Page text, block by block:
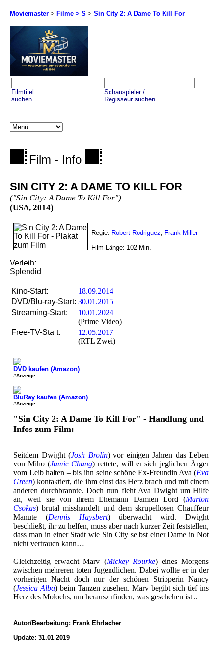
Moviemaster > Filme > S > Sin City 2: A Dame To Kill For
Filmtitel
suchen
Schauspieler /
Regisseur suchen
Film - Info
SIN CITY 2: A DAME TO KILL FOR
("Sin City: A Dame To Kill For")
(USA, 2014)
Regie: Robert Rodriguez, Frank Miller
Film-Länge: 102 Min.
Verleih:
Splendid
Kino-Start:
18.09.2014
DVD/Blu-ray-Start: 30.01.2015
Streaming-Start:
10.01.2024
(Prime Video)
Free-TV-Start:
12.05.2017
(RTL Zwei)
DVD kaufen (Amazon)
#Anzeige
BluRay kaufen (Amazon)
#Anzeige
"Sin City 2: A Dame To Kill For" - Handlung und
Infos zum Film:
Seitdem Dwight (Josh Brolin) vor einigen Jahren das Leben
von Miho (Jamie Chung) rettete, will er sich jeglichen Ärger
vom Leib halten – bis ihn seine schöne Ex-Freundin Ava (Eva
Green) kontaktiert, die ihm einst das Herz brach und mit einem
anderen durchbrannte. Doch nun fleht Ava Dwight um Hilfe
an, weil sie von ihrem Ehemann Damien Lord (Marton
Csokas) brutal misshandelt und dem skrupellosen Chauffeur
Manute (Dennis Haysbert) überwacht wird. Dwight
beschließt, ihr zu helfen, muss aber nach kurzer Zeit feststellen,
dass man in einer Stadt wie Sin City selbst einer Dame in Not
nicht vertrauen kann…
Gleichzeitig erwacht Marv (Mickey Rourke) eines Morgens
zwischen mehreren toten Jugendlichen. Dabei wollte er in der
vorherigen Nacht doch nur der schönen Stripperin Nancy
(Jessica Alba) beim Tanzen zusehen. Marv begibt sich tief ins
Herz des Molochs, um herauszufinden, was geschehen ist...
Autor/Bearbeitung: Frank Ehrlacher
Update: 31.01.2019